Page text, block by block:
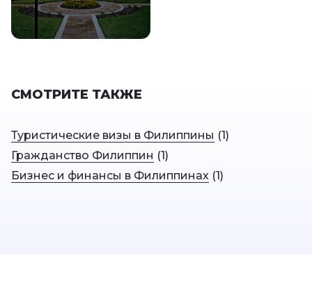
СМОТРИТЕ ТАКЖЕ
Туристические визы в Филиппины (1)
Гражданство Филиппин (1)
Бизнес и финансы в Филиппинах (1)